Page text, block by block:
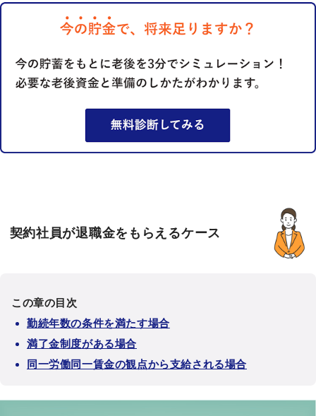
契約社員が退職金をもらえるケース
この章の目次
勤続年数の条件を満たす場合
満了金制度がある場合
同一労働同一賃金の観点から支給される場合